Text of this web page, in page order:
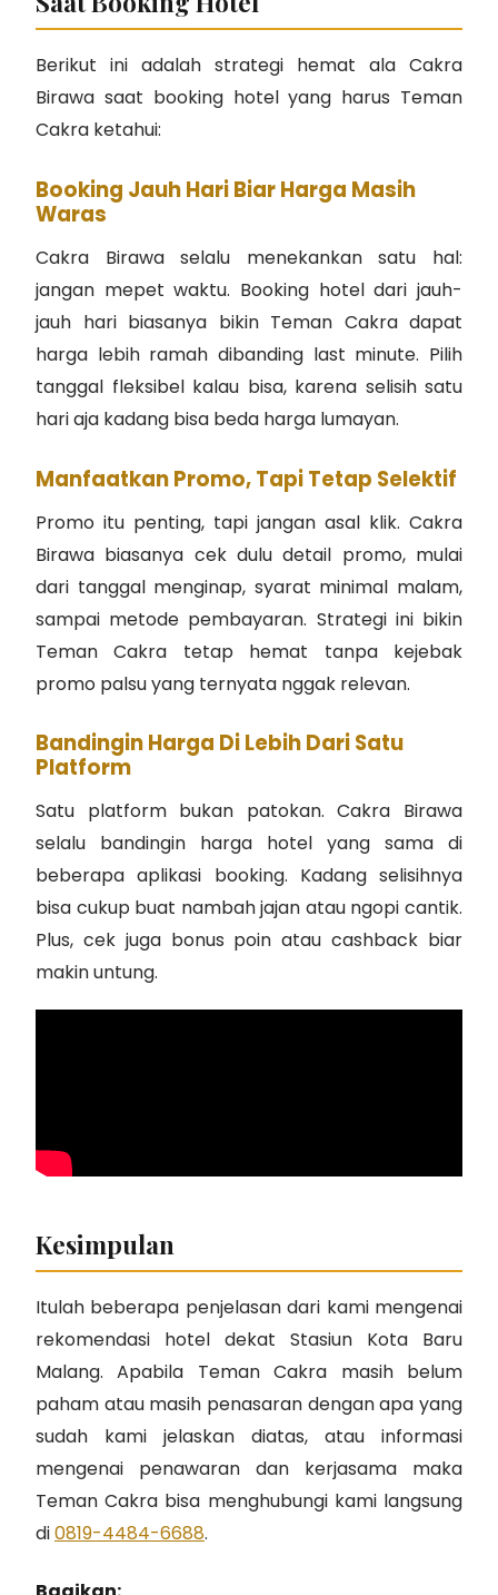
Berikut ini adalah strategi hemat ala Cakra
Birawa saat booking hotel yang harus Teman
Cakra ketahui:
Booking Jauh Hari Biar Harga Masih
Waras
Cakra Birawa selalu menekankan satu hal:
jangan mepet waktu. Booking hotel dari jauh-
jauh hari biasanya bikin Teman Cakra dapat
harga lebih ramah dibanding last minute. Pilih
tanggal fleksibel kalau bisa, karena selisih satu
hari aja kadang bisa beda harga lumayan.
Manfaatkan Promo, Tapi Tetap Selektif
Promo itu penting, tapi jangan asal klik. Cakra
Birawa biasanya cek dulu detail promo, mulai
dari tanggal menginap, syarat minimal malam,
sampai metode pembayaran. Strategi ini bikin
Teman Cakra tetap hemat tanpa kejebak
promo palsu yang ternyata nggak relevan.
Bandingin Harga Di Lebih Dari Satu
Platform
Satu platform bukan patokan. Cakra Birawa
selalu bandingin harga hotel yang sama di
beberapa aplikasi booking. Kadang selisihnya
bisa cukup buat nambah jajan atau ngopi cantik.
Plus, cek juga bonus poin atau cashback biar
makin untung.
Kesimpulan
Itulah beberapa penjelasan dari kami mengenai
rekomendasi hotel dekat Stasiun Kota Baru
Malang. Apabila Teman Cakra masih belum
paham atau masih penasaran dengan apa yang
sudah kami jelaskan diatas, atau informasi
mengenai penawaran dan kerjasama maka
Teman Cakra bisa menghubungi kami langsung
di0819-4484-6688.